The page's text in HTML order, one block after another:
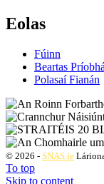
Eolas
Fúinn
Beartas
Polasaí Fianán
© 2026 - SNAS.ie
To top
Skip to content